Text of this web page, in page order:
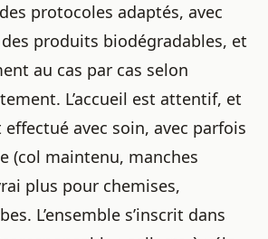
protocoles adaptés, avec
produits biodégradables, et
au cas par cas selon
L’accueil est attentif, et
effectué avec soin, avec parfois
(col maintenu, manches
plus pour chemises,
L’ensemble s’inscrit dans